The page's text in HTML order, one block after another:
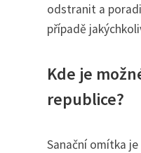
odstranit a
případě
Kde je
republice?
Sanační omítka